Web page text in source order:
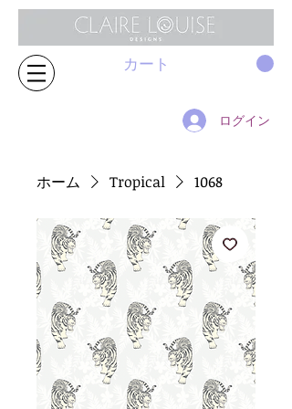
カート
ログイン
ホーム Tropical 1068